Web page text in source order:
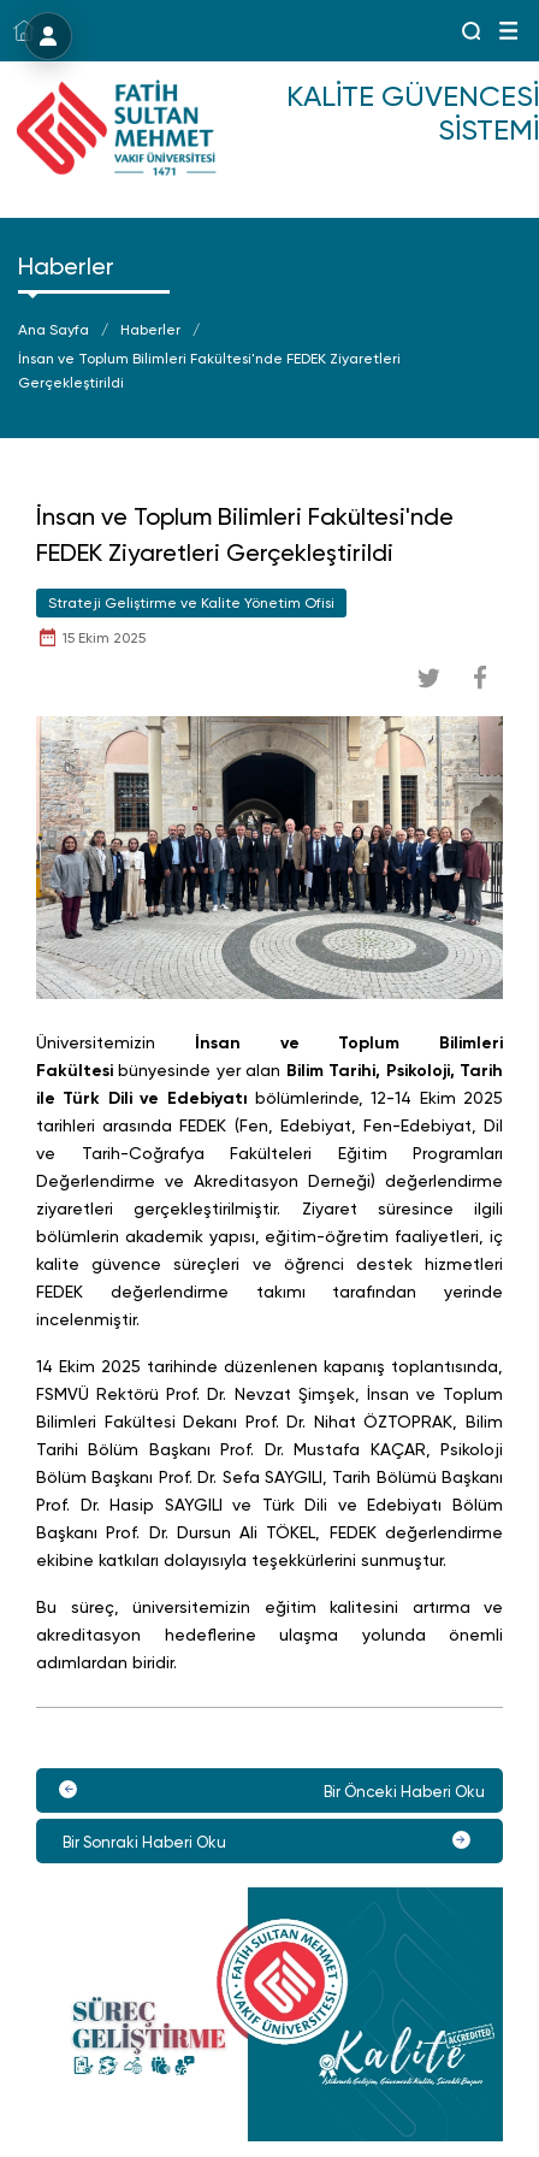
KALITE GÜVENCESI
SISTEMI
Menü
Haberler
Ana Sayfa
Haberler
İnsan ve Toplum Bilimleri Fakültesi'nde FEDEK Ziyaretleri
Gerçekleştirildi
İnsan ve Toplum Bilimleri Fakültesi'nde
FEDEK Ziyaretleri Gerçekleştirildi
Strateji Geliştirme ve Kalite Yönetim Ofisi
15 Ekim 2025
Üniversitemizin İnsan ve Toplum Bilimleri
Fakültesi bünyesinde yer alan Bilim Tarihi, Psikoloji, Tarih
ile Türk Dili ve Edebiyatı bölümlerinde, 12-14 Ekim 2025
tarihleri arasında FEDEK (Fen, Edebiyat, Fen-Edebiyat, Dil
ve Tarih-Coğrafya Fakülteleri Eğitim Programları
Değerlendirme ve Akreditasyon Derneği) değerlendirme
ziyaretleri gerçekleştirilmiştir. Ziyaret süresince ilgili
bölümlerin akademik yapısı, eğitim-öğretim faaliyetleri, iç
kalite güvence süreçleri ve öğrenci destek hizmetleri
FEDEK değerlendirme takımı tarafından yerinde
incelenmiştir.
14 Ekim 2025 tarihinde düzenlenen kapanış toplantısında,
FSMVÜ Rektörü Prof. Dr. Nevzat Şimşek, İnsan ve Toplum
Bilimleri Fakültesi Dekanı Prof. Dr. Nihat ÖZTOPRAK, Bilim
Tarihi Bölüm Başkanı Prof. Dr. Mustafa KAÇAR, Psikoloji
Bölüm Başkanı Prof. Dr. Sefa SAYGILI, Tarih Bölümü Başkanı
Prof. Dr. Hasip SAYGILI ve Türk Dili ve Edebiyatı Bölüm
Başkanı Prof. Dr. Dursun Ali TÖKEL, FEDEK değerlendirme
ekibine katkıları dolayısıyla teşekkürlerini sunmuştur.
Bu süreç, üniversitemizin eğitim kalitesini artırma ve
akreditasyon hedeflerine ulaşma yolunda önemli
adımlardan biridir.
Bir Önceki Haberi Oku
Bir Sonraki Haberi Oku